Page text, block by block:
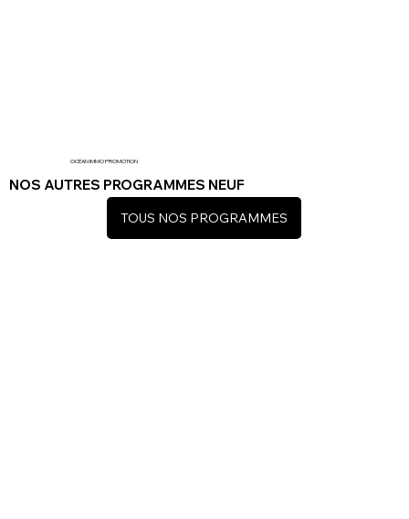
OCÉAN IMMO PROMOTION
NOS AUTRES PROGRAMMES NEUF
TOUS NOS PROGRAMMES